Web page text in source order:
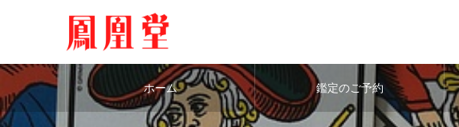
ホーム 鑑定のご予約